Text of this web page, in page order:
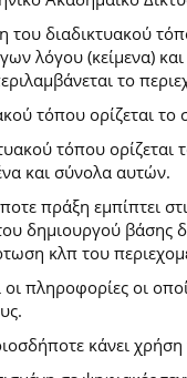
διαδικτυακού
λόγου (κείμενα)
το
τόπου ορίζεται
τόπου
και σύνολα αυτών.
πράξη εμπίπτει
δημιουργού
κλπ του
πληροφορίες οι
κάνει